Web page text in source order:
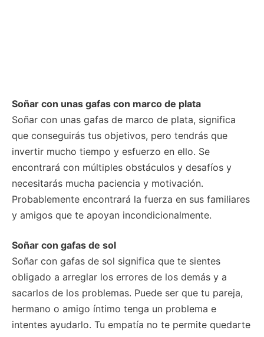
Soñar con unas gafas con marco de plata
Soñar con unas gafas de marco de plata, significa
que conseguirás tus objetivos, pero tendrás que
invertir mucho tiempo y esfuerzo en ello. Se
encontrará con múltiples obstáculos y desafíos y
necesitarás mucha paciencia y motivación.
Probablemente encontrará la fuerza en sus familiares
y amigos que te apoyan incondicionalmente.
Soñar con gafas de sol
Soñar con gafas de sol significa que te sientes
obligado a arreglar los errores de los demás y a
sacarlos de los problemas. Puede ser que tu pareja,
hermano o amigo íntimo tenga un problema e
intentes ayudarlo. Tu empatía no te permite quedarte